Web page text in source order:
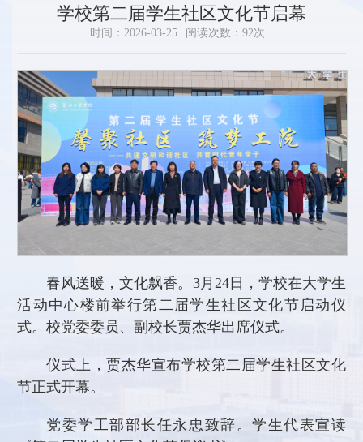
学校第二届学生社区文化节启幕
时间：2026-03-25 阅读次数： 92次
春风送暖，文化飘香。3月24日，学校在大学生
活动中心楼前举行第二届学生社区文化节启动仪
式。校党委委员、副校长贾杰华出席仪式。
仪式上，贾杰华宣布学校第二届学生社区文化
节正式开幕。
党委学工部部长任永忠致辞。学生代表宣读